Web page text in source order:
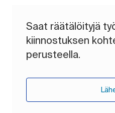
Saat räätälöityjä
kiinnostuksen
perusteella.